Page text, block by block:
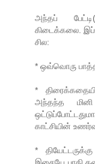
அந்தப்
கிடைக்கலை.
சில:
* ஒவ்வொரு
*
அந்தந்த
காட்சியின்
*